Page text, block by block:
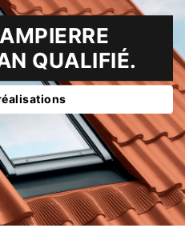
QUALIFIÉ.